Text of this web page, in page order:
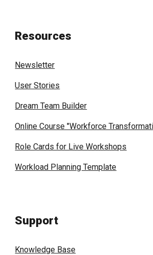
Resources
Newsletter
User Stories
Dream Team Builder
Online Course "Workforce
Role Cards for Live Workshops
Workload Planning Template
Support
Knowledge Base